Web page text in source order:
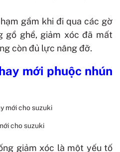
gầm khi đi qua các gờ
gồ ghề, giảm xóc đã mất
còn đủ lực nâng đỡ.
mới phuộc nhún
cho suzuki
giảm xóc là một yếu tố